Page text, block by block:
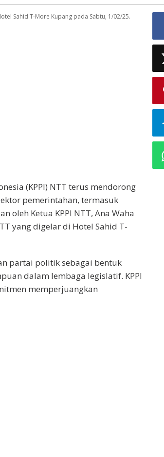
Sahid T-More Kupang pada Sabtu, 1/02/25.
(KPPI) NTT terus mendorong
pemerintahan, termasuk
oleh Ketua KPPI NTT, Ana Waha
yang digelar di Hotel Sahid T-
partai politik sebagai bentuk
dalam lembaga legislatif. KPPI
memperjuangkan